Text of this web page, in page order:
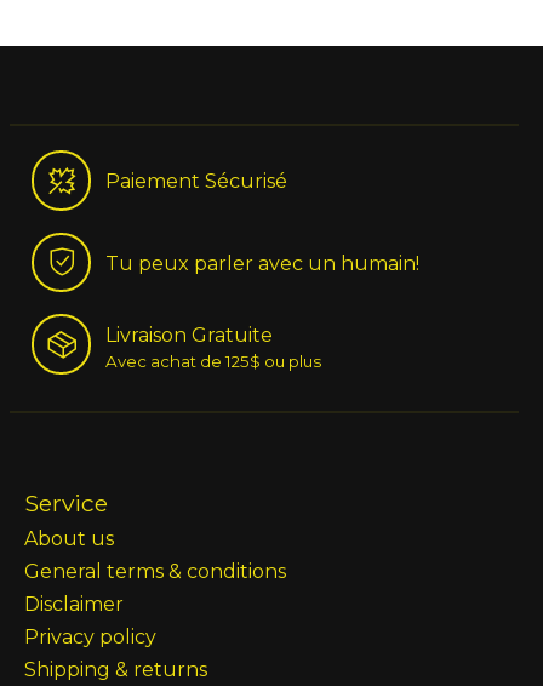
Paiement Sécurisé
Tu peux parler avec un humain!
Livraison Gratuite
Avec achat de 125$ ou plus
Service
About us
General terms & conditions
Disclaimer
Privacy policy
Shipping & returns